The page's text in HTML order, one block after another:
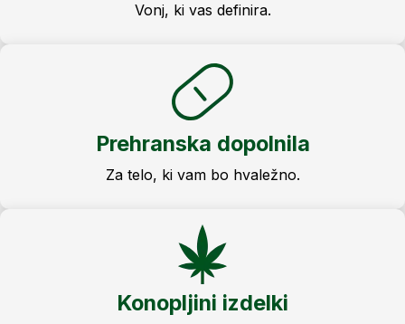
Vonj, ki vas definira.
Prehranska dopolnila
Za telo, ki vam bo hvaležno.
Konopljini izdelki